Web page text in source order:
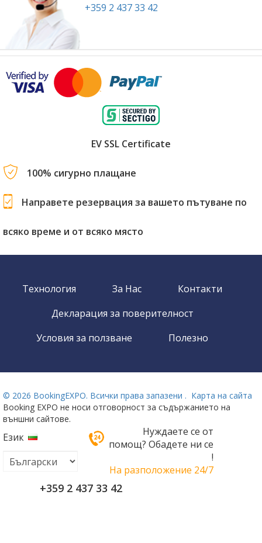
+359 2 437 33 42
EV SSL Certificate
100% сигурно плащане
Направете резервация за вашето пътуване по
всяко време и от всяко място
Технология За Нас
Контакти
Декларация за поверителност
Условия за ползване
Полезно
© 2026 BookingEXPO. Всички права запазени . Карта на сайта
Booking EXPO не носи отговорност за съдържанието на
външни сайтове.
Език
Нуждаете се от
помощ? Обадете ни се
!
На разположение 24/7
+359 2 437 33 42